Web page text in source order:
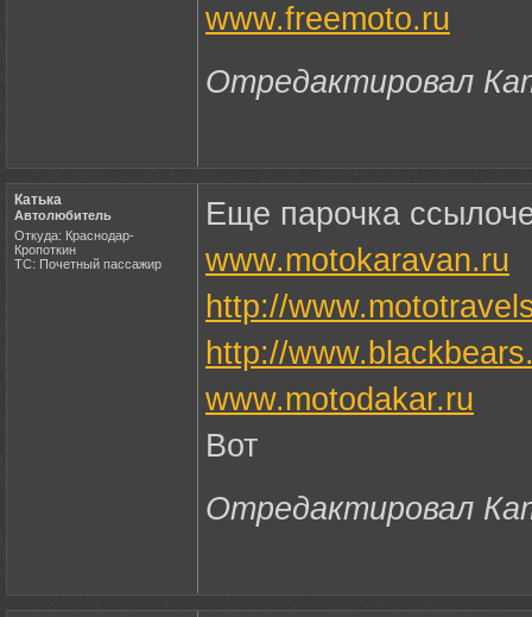
www.freemoto.ru
Отредактировал
Катька
Автолюбитель
Откуда: Краснодар-
Кропоткин
ТС: Почетный пассажир
Еще парочка
www.motokaravan.ru
http://
http://
www.motodakar.ru
Вот
Отредактировал